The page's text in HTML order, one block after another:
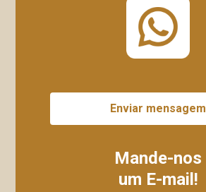
Enviar mensagem
Mande-nos
um E-mail!